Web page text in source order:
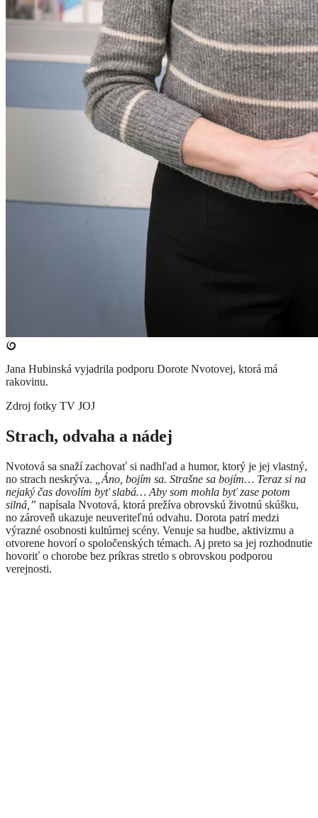
Jana Hubinská vyjadrila podporu Dorote Nvotovej, ktorá má
rakovinu.
Zdroj fotky TV JOJ
Strach, odvaha a nádej
Nvotová sa snaží zachovať si nadhľad a humor, ktorý je jej vlastný,
no strach neskrýva. „Áno, bojím sa. Strašne sa bojím… Teraz si na
nejaký čas dovolím byť slabá… Aby som mohla byť zase potom
silná,” napísala Nvotová, ktorá prežíva obrovskú životnú skúšku,
no zároveň ukazuje neuveriteľnú odvahu. Dorota patrí medzi
výrazné osobnosti kultúrnej scény. Venuje sa hudbe, aktivizmu a
otvorene hovorí o spoločenských témach. Aj preto sa jej rozhodnutie
hovoriť o chorobe bez príkras stretlo s obrovskou podporou
verejnosti.